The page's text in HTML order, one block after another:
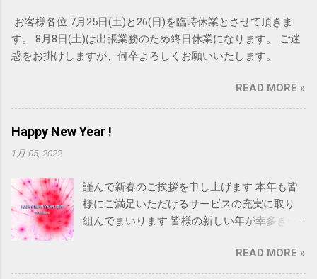
お客様各位 7月25日(土)と26(日)を臨時休業とさせて頂きま
す。 8月8日(土)は出張業務のため終日休業になります。 ご迷
惑をお掛けしますが、何卒よろしくお願いいたします。
READ MORE »
Happy New Year !
1月 05, 2022
謹んで新春のご挨拶を申し上げます 本年も皆
様にご満足いただけるサービスの充実に取り
組んでまいります 皆様の新しい年が幸多き一
New Year 2022! 今年もRAINBOWをよろしくお
願いします
READ MORE »